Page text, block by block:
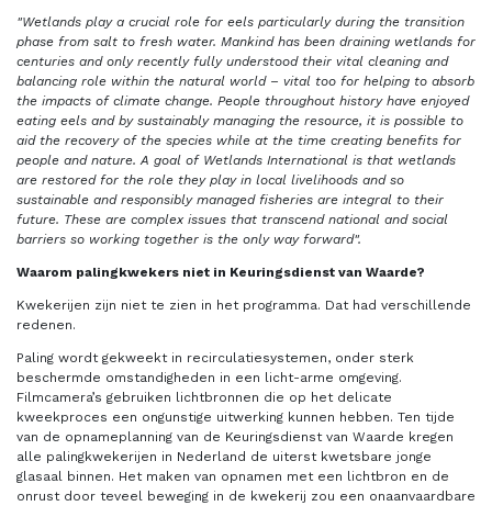
"Wetlands play a crucial role for eels particularly during the transition
phase from salt to fresh water. Mankind has been draining wetlands for
centuries and only recently fully understood their vital cleaning and
balancing role within the natural world – vital too for helping to absorb
the impacts of climate change. People throughout history have enjoyed
eating eels and by sustainably managing the resource, it is possible to
aid the recovery of the species while at the time creating benefits for
people and nature. A goal of Wetlands International is that wetlands
are restored for the role they play in local livelihoods and so
sustainable and responsibly managed fisheries are integral to their
future. These are complex issues that transcend national and social
barriers so working together is the only way forward".
Waarom palingkwekers niet in Keuringsdienst van Waarde?
Kwekerijen zijn niet te zien in het programma. Dat had verschillende
redenen.
Paling wordt gekweekt in recirculatiesystemen, onder sterk
beschermde omstandigheden in een licht-arme omgeving.
Filmcamera’s gebruiken lichtbronnen die op het delicate
kweekproces een ongunstige uitwerking kunnen hebben. Ten tijde
van de opnameplanning van de Keuringsdienst van Waarde kregen
alle palingkwekerijen in Nederland de uiterst kwetsbare jonge
glasaal binnen. Het maken van opnamen met een lichtbron en de
onrust door teveel beweging in de kwekerij zou een onaanvaardbare